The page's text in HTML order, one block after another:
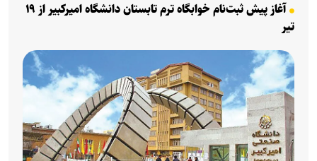
آغاز پیش ثبت‌نام خوابگاه ترم تابستان دانشگاه امیرکبیر از ۱۹
تیر